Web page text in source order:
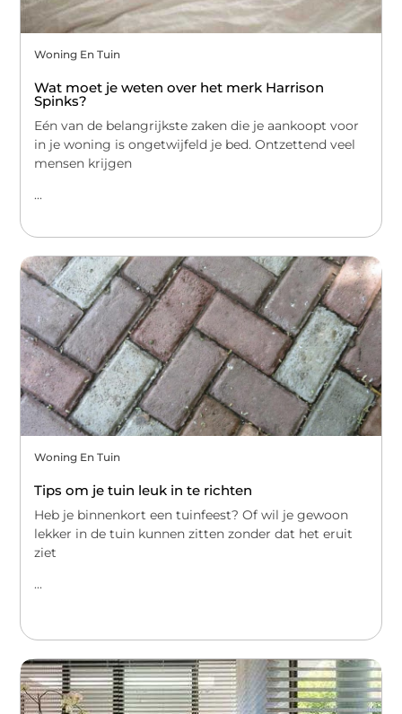
Woning En Tuin
Wat moet je weten over het merk Harrison
Spinks?
Eén van de belangrijkste zaken die je aankoopt voor
in je woning is ongetwijfeld je bed. Ontzettend veel
mensen krijgen
...
Woning En Tuin
Tips om je tuin leuk in te richten
Heb je binnenkort een tuinfeest? Of wil je gewoon
lekker in de tuin kunnen zitten zonder dat het eruit
ziet
...